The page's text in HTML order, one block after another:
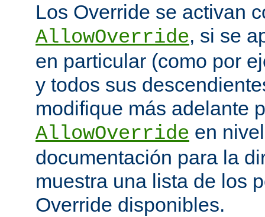
Los Override se activan
AllowOverride, si se
en particular (como por
y todos sus
modifique más adelante
AllowOverride en
documentación para la
muestra una lista de los
Override disponibles.